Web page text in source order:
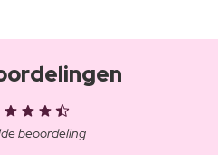
beoordeling